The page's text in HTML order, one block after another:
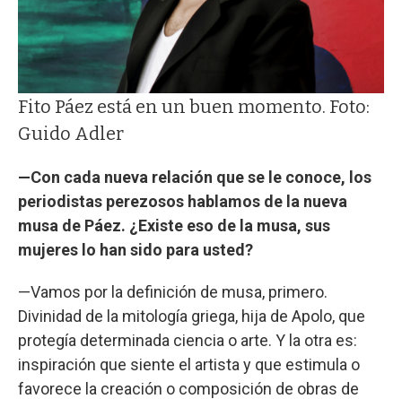
Fito Páez está en un buen momento. Foto:
Guido Adler
—Con cada nueva relación que se le conoce, los
periodistas perezosos hablamos de la nueva
musa de Páez. ¿Existe eso de la musa, sus
mujeres lo han sido para usted?
—Vamos por la definición de musa, primero.
Divinidad de la mitología griega, hija de Apolo, que
protegía determinada ciencia o arte. Y la otra es:
inspiración que siente el artista y que estimula o
favorece la creación o composición de obras de